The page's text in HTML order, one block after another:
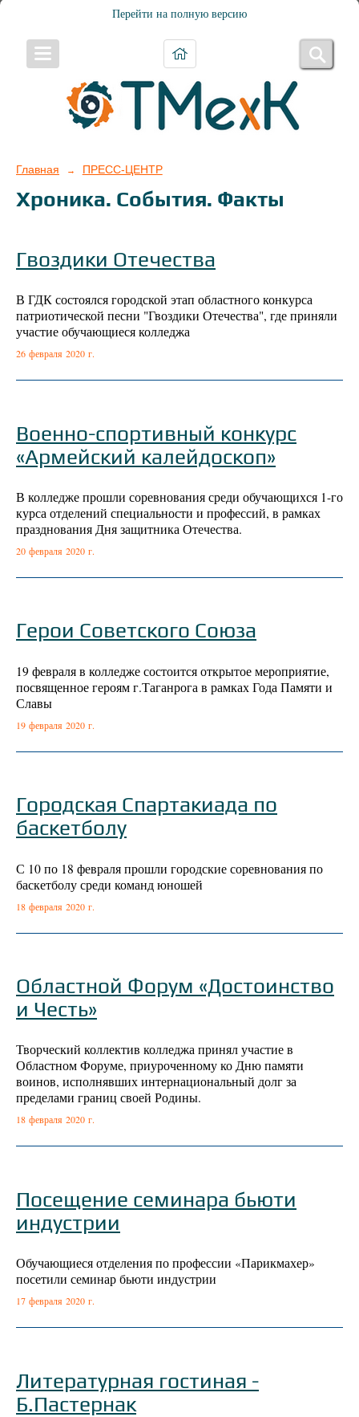
Перейти на полную версию
Главная → ПРЕСС-ЦЕНТР
Хроника. События. Факты
Гвоздики Отечества
В ГДК состоялся городской этап областного конкурса
патриотической песни "Гвоздики Отечества", где приняли
участие обучающиеся колледжа
26 февраля 2020 г.
Военно-спортивный конкурс
«Армейский калейдоскоп»
В колледже прошли соревнования среди обучающихся 1-го
курса отделений специальности и профессий, в рамках
празднования Дня защитника Отечества.
20 февраля 2020 г.
Герои Советского Союза
19 февраля в колледже состоится открытое мероприятие,
посвященное героям г.Таганрога в рамках Года Памяти и
Славы
19 февраля 2020 г.
Городская Спартакиада по
баскетболу
С 10 по 18 февраля прошли городские соревнования по
баскетболу среди команд юношей
18 февраля 2020 г.
Областной Форум «Достоинство
и Честь»
Творческий коллектив колледжа принял участие в
Областном Форуме, приуроченному ко Дню памяти
воинов, исполнявших интернациональный долг за
пределами границ своей Родины.
18 февраля 2020 г.
Посещение семинара бьюти
индустрии
Обучающиеся отделения по профессии «Парикмахер»
посетили семинар бьюти индустрии
17 февраля 2020 г.
Литературная гостиная -
Б.Пастернак